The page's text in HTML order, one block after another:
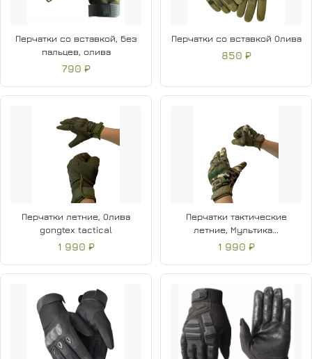
Перчатки со вставкой, без
пальцев, олива
790 ₽
Перчатки со вставкой Олива
850 ₽
Перчатки летние, Олива
gongtex tactical
1 990 ₽
Перчатки тактические
летние, Мультика...
1 990 ₽